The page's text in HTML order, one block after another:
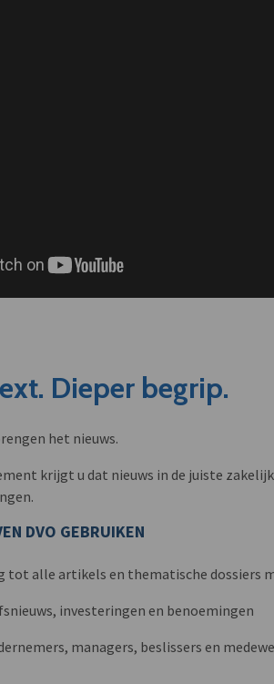
Dieper begrip.
het nieuws.
krijgt u dat nieuws in de juiste
DVO GEBRUIKEN
tot alle artikels en thematische dossiers
investeringen en benoemingen
managers, beslissers en